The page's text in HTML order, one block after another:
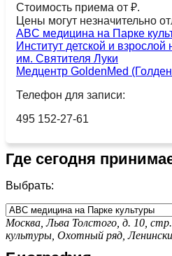
Стоимость приема от ₽.
Цены могут незначительно
ABC медицина на Парке
Институт детской и
им. Святителя Луки
Медцентр GoldenMed
Телефон для записи:
495 152-27-61
Где сегодня
Выбрать:
Москва, Льва Толстого, д. 10,
культуры, Охотный ряд,